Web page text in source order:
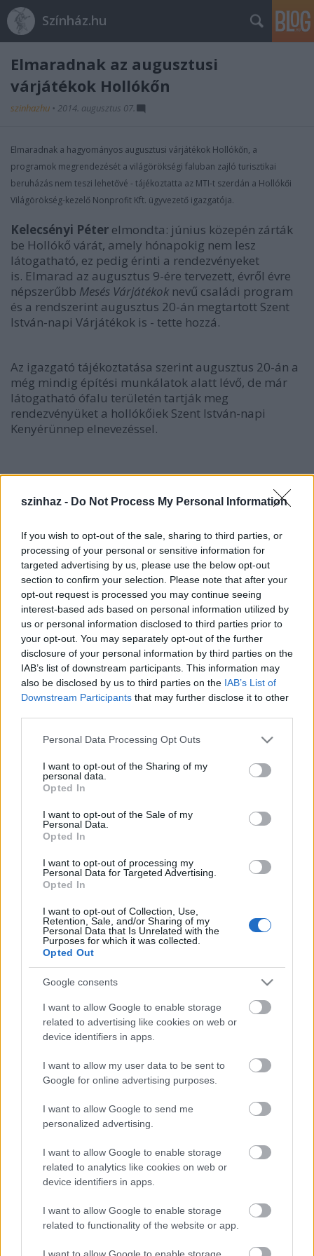
szinhaz - Do Not Process My Personal Information
If you wish to opt-out of the sale, sharing to third parties, or
processing of your personal or sensitive information for
targeted advertising by us, please use the below opt-out
section to confirm your selection. Please note that after your
opt-out request is processed you may continue seeing
interest-based ads based on personal information utilized by
us or personal information disclosed to third parties prior to
your opt-out. You may separately opt-out of the further
disclosure of your personal information by third parties on the
IAB’s list of downstream participants. This information may
also be disclosed by us to third parties on the IAB’s List of
Downstream Participants that may further disclose it to other
Please note that this website/app uses one or more Google
not limited to your visit or usage behaviour. You may click to
grant or deny consent to Google and its third-party tags to
use your data for below specified purposes in below Google
consent section.
Personal Data Processing Opt Outs
I want to opt-out of the Sharing of my
personal data.
Opted In
I want to opt-out of the Sale of my
Personal Data.
Opted In
I want to opt-out of processing my
Personal Data for Targeted Advertising.
Opted In
I want to opt-out of Collection, Use,
Retention, Sale, and/or Sharing of my
Personal Data that Is Unrelated with the
Purposes for which it was collected.
Opted Out
Google consents
I want to allow Google to enable storage
related to advertising like cookies on web or
device identifiers in apps.
I want to allow my user data to be sent to
Google for online advertising purposes.
I want to allow Google to send me
personalized advertising.
I want to allow Google to enable storage
related to analytics like cookies on web or
device identifiers in apps.
I want to allow Google to enable storage
related to functionality of the website or app.
I want to allow Google to enable storage
Színház.hu
Elmaradnak az augusztusi
várjátékok Hollókőn
szinhazhu • 2014. augusztus 07.
Elmaradnak a hagyományos augusztusi várjátékok Hollókőn, a
programok megrendezését a világörökségi faluban zajló turisztikai
beruházás nem teszi lehetővé - tájékoztatta az MTI-t szerdán a Hollókői
Világörökség-kezelő Nonprofit Kft. ügyvezető igazgatója.
Kelecsényi Péter elmondta: június közepén zárták
be Hollókő várát, amely hónapokig nem lesz
látogatható, ez pedig érinti a rendezvényeket
is. Elmarad az augusztus 9-ére tervezett, évről évre
népszerűbb Mesés Várjátékok nevű családi program
és a rendszerint augusztus 20-án megtartott Szent
István-napi Várjátékok is - tette hozzá.
Az igazgató tájékoztatása szerint augusztus 20-án a
még mindig építési munkálatok alatt lévő, de már
látogatható ófalu területén tartják meg
rendezvényüket a hollókőiek Szent István-napi
Kenyérünnep elnevezéssel.
Fotó: holloko.hu
A Mesés Várjátékok elmaradása miatt szeptember
20-án tartanak egy nagy és ingyenes családi
most épülő Holló Jankó játszóteret. A Holló Jankó
Mesenap rendezvényén animátorok, kézművesek,
sok-sok móka és különböző finomságok várják a
családokat a Hollókő nagyparkolójából nyíló
helyszínre - mondta
A Nógrád megyei világörökségi faluban a
Próbáljon
szerencsét Hollókőn!
hagyományokra épülő, csaknem kétmilliárd forintos
beruházás zajlik, hogy a látogatók a palóc
szokásokat, a korábbi korok hangulatát élhessék
majd át.
szintet fednek be és rendeznek be korhűen,
középkori módon. Ezen túl látogathatóvá teszik az
öregtornyot és további kiállítási elemekkel bővítik a
kovácsműhelyt alakítanak ki, hogy egy autentikus
14-15. századi várképet és váréletet mutathassanak
Forrás: MTI